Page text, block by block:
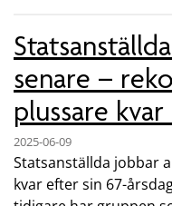
senare –
plussare
2025-06-09
Statsanställda jobbar
kvar efter sin 67-